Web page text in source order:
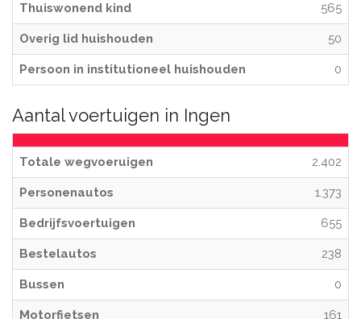
Thuiswonend kind 565
Overig lid huishouden 50
Persoon in institutioneel huishouden 0
Aantal voertuigen in Ingen
Totale wegvoeruigen 2.402
Personenautos 1.373
Bedrijfsvoertuigen 655
Bestelautos 238
Bussen 0
Motorfietsen 161